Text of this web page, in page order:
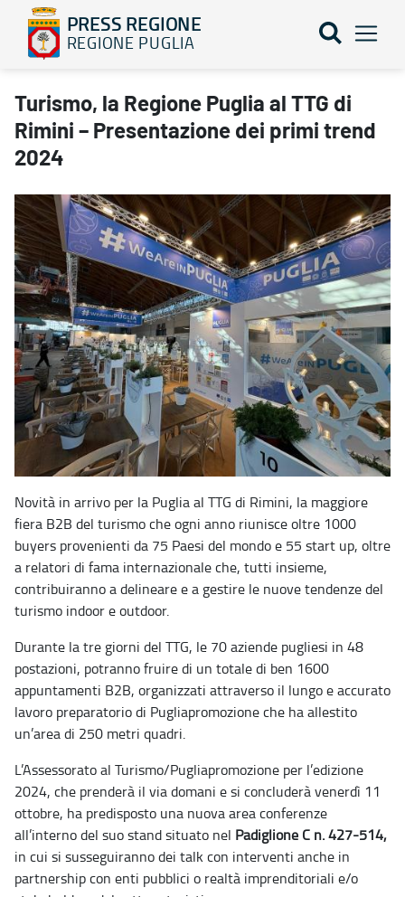
PRESS REGIONE
REGIONE PUGLIA
Turismo, la Regione Puglia al TTG di Rimini – Presentazione dei
Turismo, la Regione Puglia al TTG di
Rimini – Presentazione dei primi trend
2024
Novità in arrivo per la Puglia al TTG di Rimini, la maggiore
fiera B2B del turismo che ogni anno riunisce oltre 1000
buyers provenienti da 75 Paesi del mondo e 55 start up, oltre
a relatori di fama internazionale che, tutti insieme,
contribuiranno a delineare e a gestire le nuove tendenze del
turismo indoor e outdoor.
Durante la tre giorni del TTG, le 70 aziende pugliesi in 48
postazioni, potranno fruire di un totale di ben 1600
appuntamenti B2B, organizzati attraverso il lungo e accurato
lavoro preparatorio di Pugliapromozione che ha allestito
un’area di 250 metri quadri.
L’Assessorato al Turismo/Pugliapromozione per l’edizione
2024, che prenderà il via domani e si concluderà venerdì 11
ottobre, ha predisposto una nuova area conferenze
all’interno del suo stand situato nel Padiglione C n. 427-514,
in cui si susseguiranno dei talk con interventi anche in
partnership con enti pubblici o realtà imprenditoriali e/o